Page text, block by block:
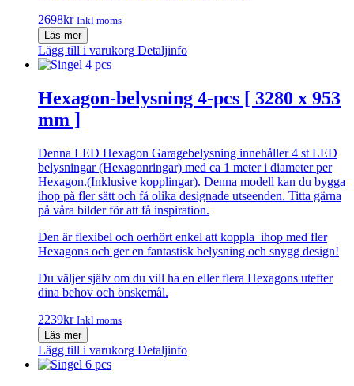
2698kr Inkl moms
Läs mer
Lägg till i varukorg Detaljinfo
Hexagon-belysning 4-pcs [ 3280 x 953
mm ]
Denna LED Hexagon Garagebelysning innehåller 4 st LED
belysningar (Hexagonringar) med ca 1 meter i diameter per
Hexagon.(Inklusive kopplingar). Denna modell kan du bygga
ihop på fler sätt och få olika designade utseenden. Titta gärna
på våra bilder för att få inspiration.
Den är flexibel och oerhört enkel att koppla ihop med fler
Hexagons och ger en fantastisk belysning och snygg design!
Du väljer själv om du vill ha en eller flera Hexagons utefter
dina behov och önskemål.
2239kr Inkl moms
Läs mer
Lägg till i varukorg Detaljinfo